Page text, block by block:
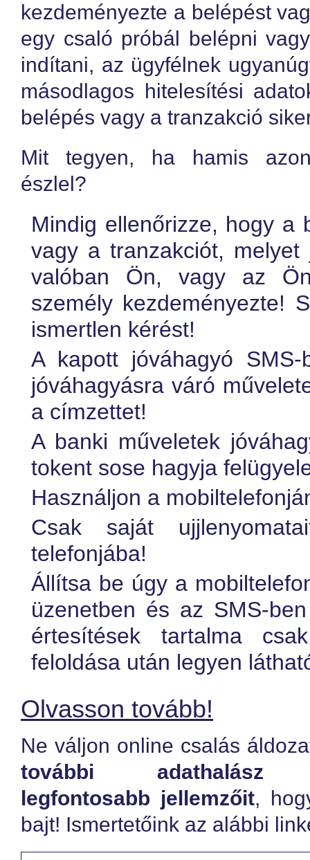
kezdeményezte a belépést
egy csaló próbál belépni
indítani, az ügyfélnek
másodlagos hitelesítési
belépés vagy a tranzakció
Mit tegyen, ha hamis
észlel?
Mindig ellenőrizze, hogy a
vagy a tranzakciót,
valóban Ön, vagy az
személy kezdeményezte!
ismertlen kérést!
A kapott jóváhagyó
jóváhagyásra váró
a címzettet!
A banki műveletek
tokent sose hagyja
Használjon a
Csak saját
telefonjába!
Állítsa be úgy a
üzenetben és az SMS-
értesítések tartalma
feloldása után legyen
Olvasson tovább!
Ne váljon online csalás
további adathalász
legfontosabb jellemzőit,
bajt! Ismertetőink az alábbi